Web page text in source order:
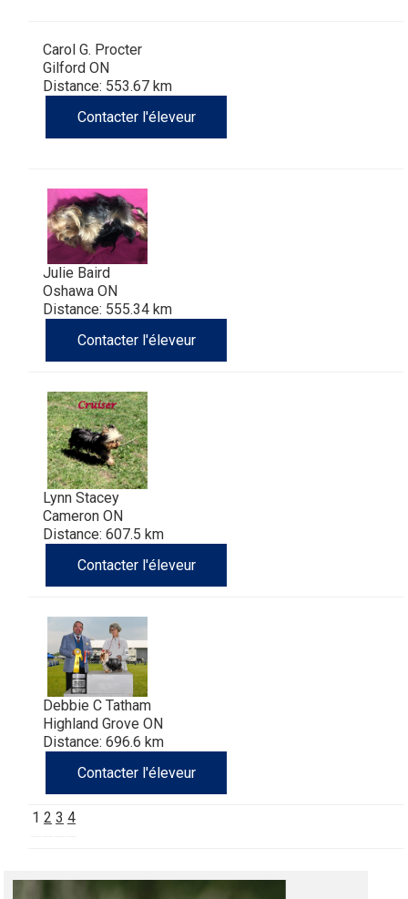
Carol G. Procter
Gilford ON
Distance: 553.67 km
Contacter l'éleveur
Julie Baird
Oshawa ON
Distance: 555.34 km
Contacter l'éleveur
Lynn Stacey
Cameron ON
Distance: 607.5 km
Contacter l'éleveur
Debbie C Tatham
Highland Grove ON
Distance: 696.6 km
Contacter l'éleveur
1 2 3 4